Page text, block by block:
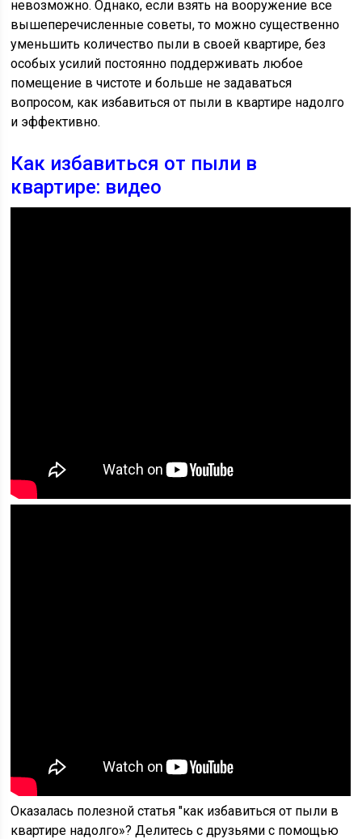
невозможно. Однако, если взять на вооружение все
вышеперечисленные советы, то можно существенно
уменьшить количество пыли в своей квартире, без
особых усилий постоянно поддерживать любое
помещение в чистоте и больше не задаваться
вопросом, как избавиться от пыли в квартире надолго
и эффективно.
Как избавиться от пыли в
квартире: видео
Оказалась полезной статья "как избавиться от пыли в
квартире надолго»? Делитесь с друзьями с помощью